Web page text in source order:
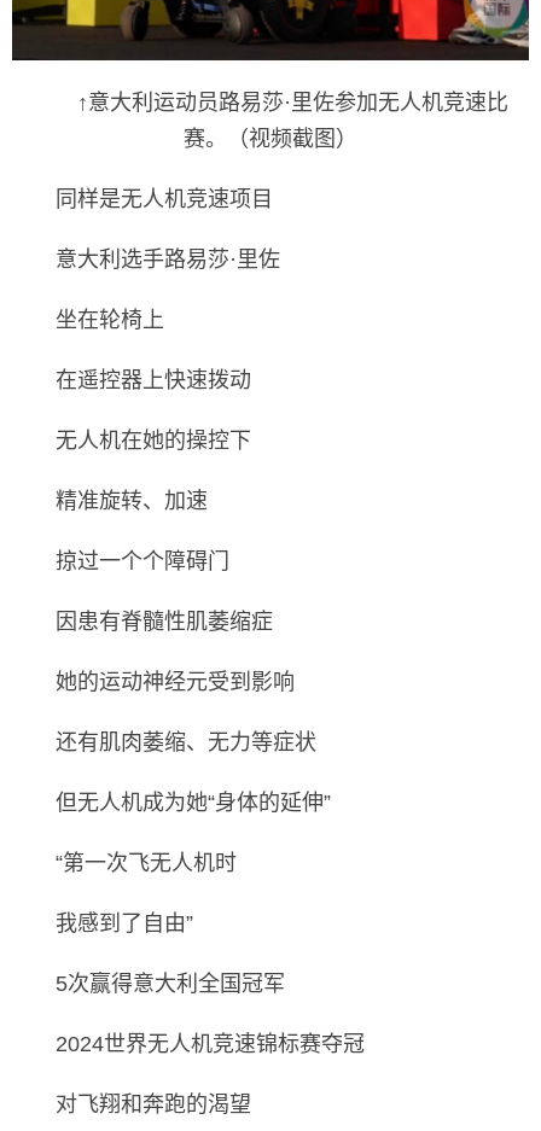
↑意大利运动员路易莎·里佐参加无人机竞速比
赛。（视频截图）
同样是无人机竞速项目
意大利选手路易莎·里佐
坐在轮椅上
在遥控器上快速拨动
无人机在她的操控下
精准旋转、加速
掠过一个个障碍门
因患有脊髓性肌萎缩症
她的运动神经元受到影响
还有肌肉萎缩、无力等症状
但无人机成为她“身体的延伸”
“第一次飞无人机时
我感到了自由”
5次赢得意大利全国冠军
2024世界无人机竞速锦标赛夺冠
对飞翔和奔跑的渴望